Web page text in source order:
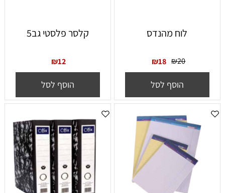
לוח מהנדס
₪20
₪18
הוסף לסל
קלסר פלסטי גב5
₪12
הוסף לסל